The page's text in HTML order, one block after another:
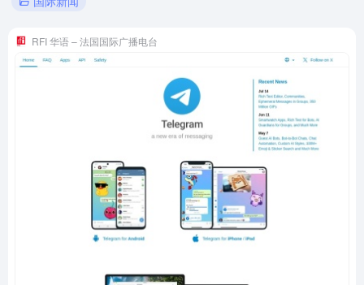
RFI 华语 – 法国国际广播电台